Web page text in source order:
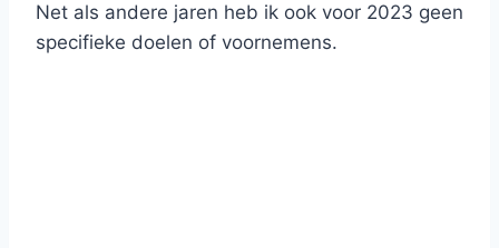
Net als andere jaren heb ik ook voor 2023 geen
specifieke doelen of voornemens.